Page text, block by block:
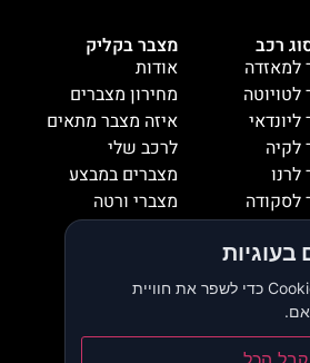
מצבר בקליק
אודות
מחירון מצברים
איזה מצבר מתאים
לרכב שלי
מצברים במבצע
מצברי ורטה
מצברי שנפ
אזורי שירות
צור קשר
רכב
למאזדה
לטויוטה
לקיה
לסקודה
לסובארו
להונדה
לסיאט
האתר משתמש בקובצי Cookie כדי לשפר את חוויית